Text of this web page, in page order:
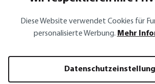
PRIMELINE
Schöpflöffel PRIMELINE, Nylon
Diese Website verwendet Cookies für
personalisierte Werbung. Mehr